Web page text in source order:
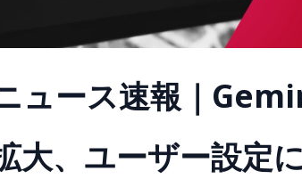
ュース速報｜
大、ユーザー設定